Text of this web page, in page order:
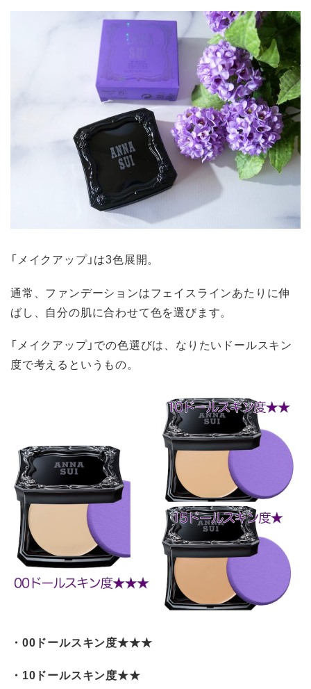
「メイクアップ」は3色展開。
通常、ファンデーションはフェイスラインあたりに伸
ばし、自分の肌に合わせて色を選びます。
「メイクアップ」での色選びは、なりたいドールスキン
度で考えるというもの。
・00ドールスキン度★★★
・10ドールスキン度★★